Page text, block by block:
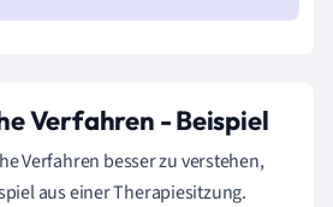
Verfahren - Beispiel
Verfahren besser zu verstehen,
aus einer Therapiesitzung.